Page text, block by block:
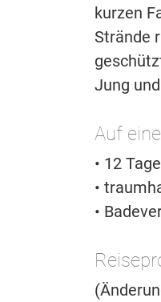
kurzen
Strände
Jung
Auf
• 12
•
•